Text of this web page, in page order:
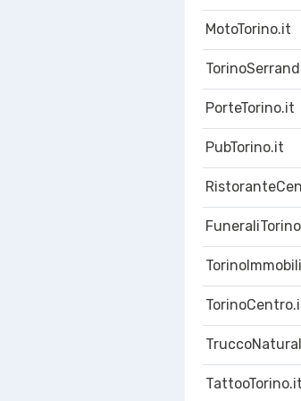
MotoTorino.it
PorteTorino.it
PubTorino.it
TattooTorino.it